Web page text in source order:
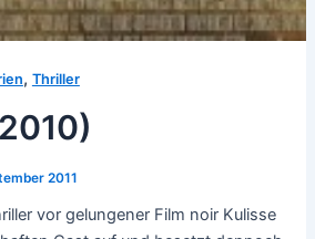
, Thriller
2011
vor gelungener Film noir Kulisse